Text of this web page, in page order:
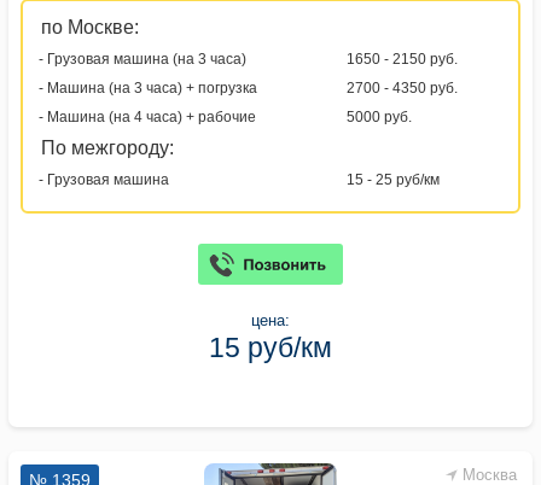
по Москве:
- Грузовая машина (на 3 часа)
1650 - 2150 руб.
- Машина (на 3 часа) + погрузка
2700 - 4350 руб.
- Машина (на 4 часа) + рабочие
5000 руб.
По межгороду:
- Грузовая машина 15 - 25 руб/км
цена:
15 руб/км
Москва
№ 1359